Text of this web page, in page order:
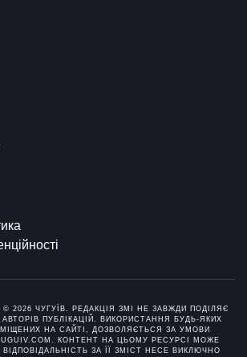
© 2026 ЧУГУЇВ. РЕДАКЦІЯ ЗМІ НЕ ЗАВЖДИ ПОДІЛЯЄ
ПУБЛІКАЦІЙ. ВИКОРИСТАННЯ БУДЬ-ЯКИХ
НА САЙТІ, ДОЗВОЛЯЄТЬСЯ ЗА УМОВИ
КОНТЕНТ НА ЦЬОМУ РЕСУРСІ МОЖЕ
ЗА ЇЇ ЗМІСТ НЕСЕ ВИКЛЮЧНО